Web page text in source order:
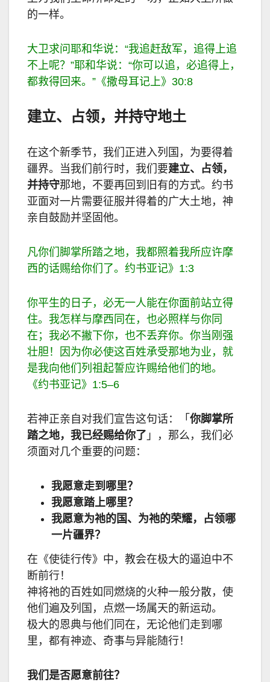
的一样。
大卫求问耶和华说： “我追赶敌军，追得上追
不上呢？ ”耶和华说： “你可以追，必追得上，
都救得回来。 ” 《撒母耳记上》 30:8
建立、占领，并持守地土
在这个新季节，我们正进入列国，为要得着
疆界。当我们前行时，我们要建立、占领，
并持守那地，不要再回到旧有的方式。约书
亚面对一片需要征服并得着的广大土地，神
亲自鼓励并坚固他。
凡你们脚掌所踏之地，我都照着我所应许摩
西的话赐给你们了。约书亚记》 1:3
你平生的日子，必无一人能在你面前站立得
住。我怎样与摩西同在，也必照样与你同
在；我必不撇下你，也不丢弃你。你当刚强
壮胆！因为你必使这百姓承受那地为业，就
是我向他们列祖起誓应许赐给他们的地。
《约书亚记》 1:5–6
若神正亲自对我们宣告这句话：「 你脚掌所
踏之地，我已经赐给你了 」，那么，我们必
须面对几个重要的问题：
我愿意走到哪里？
我愿意踏上哪里？
我愿意为祂的国、为祂的荣耀，占领哪
一片疆界？
在《使徒行传》中，教会在极大的逼迫中不
断前行！
神将祂的百姓如同燃烧的火种一般分散，使
他们遍及列国，点燃一场属天的新运动。
极大的恩典与他们同在，无论他们走到哪
里，都有神迹、奇事与异能随行！
我们是否愿意前往？